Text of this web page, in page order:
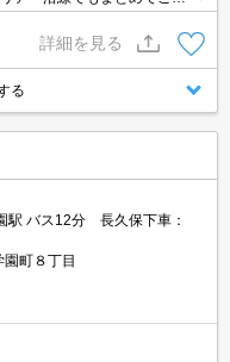
ご相談くださいませ。
詳細を見る
る
駅 バス12分 長久保下車：
町８丁目